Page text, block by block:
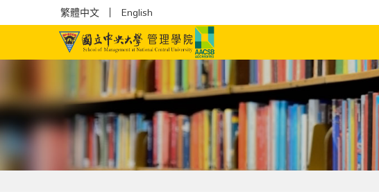
繁體中文 English